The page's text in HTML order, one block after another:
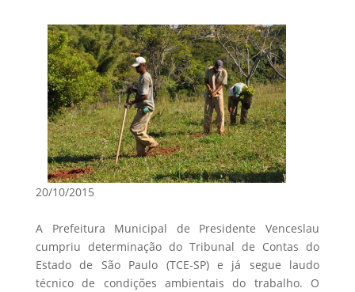
20/10/2015
A Prefeitura Municipal de Presidente Venceslau
cumpriu determinação do Tribunal de Contas do
Estado de São Paulo (TCE-SP) e já segue laudo
técnico de condições ambientais do trabalho. O